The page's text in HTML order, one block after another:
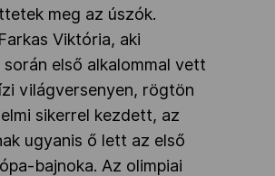
meg az úszók.
Viktória, aki
első alkalommal vett
világversenyen, rögtön
sikerrel kezdett, az
ugyanis ő lett az első
bajnoka. Az olimpiai